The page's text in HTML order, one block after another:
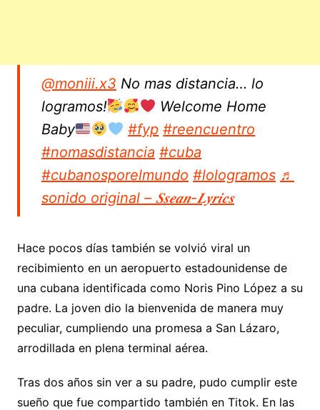
@moniii.x3 No mas distancia… lo
logramos!
Welcome Home
Baby
#fyp #reencuentro
#nomasdistancia #cuba
#cubanosporelmundo #lologramos ♬
sonido original – 𝑺𝒔𝒆𝒂𝒏-𝑳𝒚𝒓𝒊𝒄𝒔
Hace pocos días también se volvió viral un
recibimiento en un aeropuerto estadounidense de
una cubana identificada como Noris Pino López a su
padre. La joven dio la bienvenida de manera muy
peculiar, cumpliendo una promesa a San Lázaro,
arrodillada en plena terminal aérea.
Tras dos años sin ver a su padre, pudo cumplir este
sueño que fue compartido también en Titok. En las